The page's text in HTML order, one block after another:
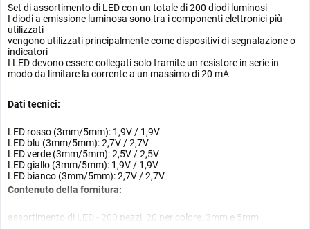
Set di assortimento di LED con un totale di 200 diodi luminosi
I diodi a emissione luminosa sono tra i componenti elettronici più
utilizzati
vengono utilizzati principalmente come dispositivi di segnalazione o
indicatori
I LED devono essere collegati solo tramite un resistore in serie in
modo da limitare la corrente a un massimo di 20 mA
Dati tecnici:
LED rosso (3mm/5mm): 1,9V / 1,9V
LED blu (3mm/5mm): 2,7V / 2,7V
LED verde (3mm/5mm): 2,5V / 2,5V
LED giallo (3mm/5mm): 1,9V / 1,9V
LED bianco (3mm/5mm): 2,7V / 2,7V
Contenuto della fornitura:
assortimento di LED - 200 pezzi, 20 per colore, 3mm e 5mm